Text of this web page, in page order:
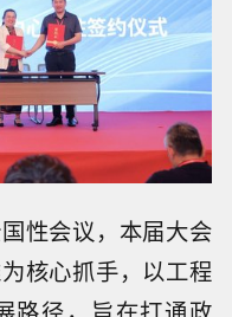
性会议，本届大会
核心抓手，以工程